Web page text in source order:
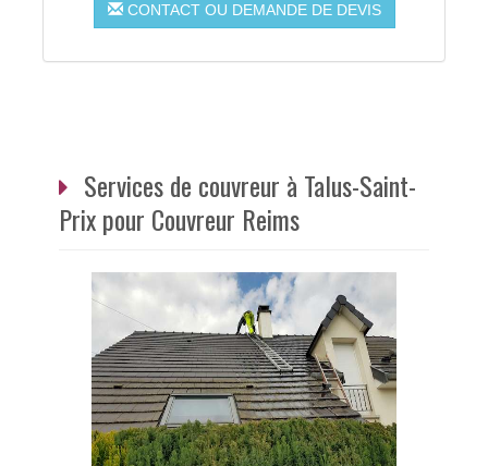
CONTACT OU DEMANDE DE DEVIS
Services de couvreur à Talus-Saint-
Prix pour Couvreur Reims